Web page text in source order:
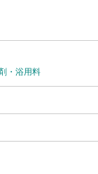
・浴用料